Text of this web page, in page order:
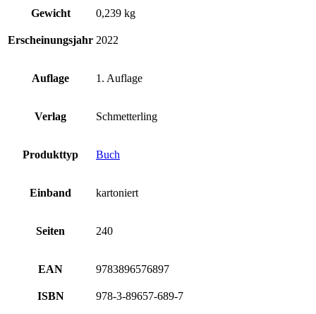
Gewicht 0,239 kg
Erscheinungsjahr 2022
Auflage 1. Auflage
Verlag Schmetterling
Produkttyp Buch
Einband kartoniert
Seiten 240
EAN 9783896576897
ISBN 978-3-89657-689-7